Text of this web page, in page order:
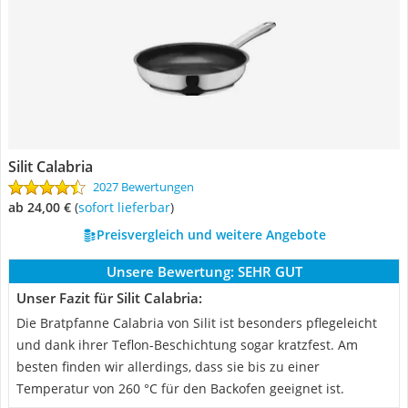
Silit Calabria
2027 Bewertungen
ab 24,00 € ( Sofort lieferbar)
Preisvergleich und weitere Angebote
Unsere Bewertung: SEHR GUT
Unser Fazit für Silit Calabria:
Die Bratpfanne Calabria von Silit ist besonders pflegeleicht
und dank ihrer Teflon-Beschichtung sogar kratzfest. Am
besten finden wir allerdings, dass sie bis zu einer
Temperatur von 260 °C für den Backofen geeignet ist.